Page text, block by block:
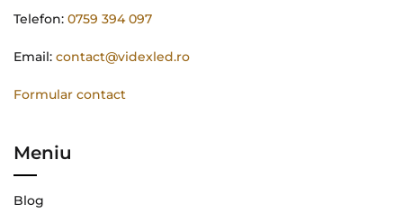
Telefon: 0759 394 097
Email: contact@videxled.ro
Formular contact
Meniu
Blog